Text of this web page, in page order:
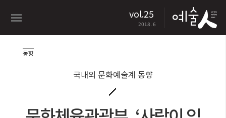
vol.25
2018. 6
동향
국내외 문화예술계 동향